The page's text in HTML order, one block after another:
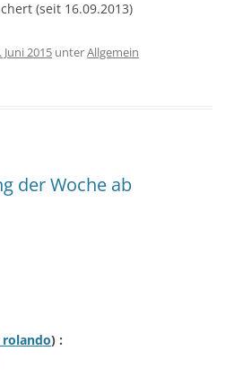
(seit 16.09.2013)
Juni 2015 unterAllgemein
der Woche ab
) :